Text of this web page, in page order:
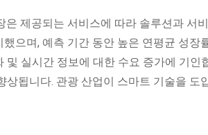
은 제공되는 서비스에 따라 솔루션과 서
으며, 예측 기간 동안 높은 연평균 성장
및 실시간 정보에 대한 수요 증가에 기
상됩니다. 관광 산업이 스마트 기술을